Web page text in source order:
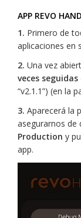
APP REVO
1. Primero de
aplicaciones en
2. Una vez
veces
“v2.1.1”) (en la
3. Aparecerá la
asegurarnos de
Production y
app.